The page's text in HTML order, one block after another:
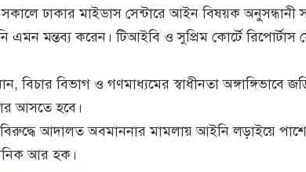
ঢাকার মাইডাস সেন্টারে আইন বিষয়ক অনুসন্ধানী
এমন মন্তব্য করেন। টিআইবি ও সুপ্রিম কোর্টে
বিচার বিভাগ ও গণমাধ্যমের স্বাধীনতা অঙ্গাঙ্গিভাবে
আসতে হবে।
বিরুদ্ধে আদালত অবমাননার মামলায় আইনি লড়াইয়ে
আর হক।